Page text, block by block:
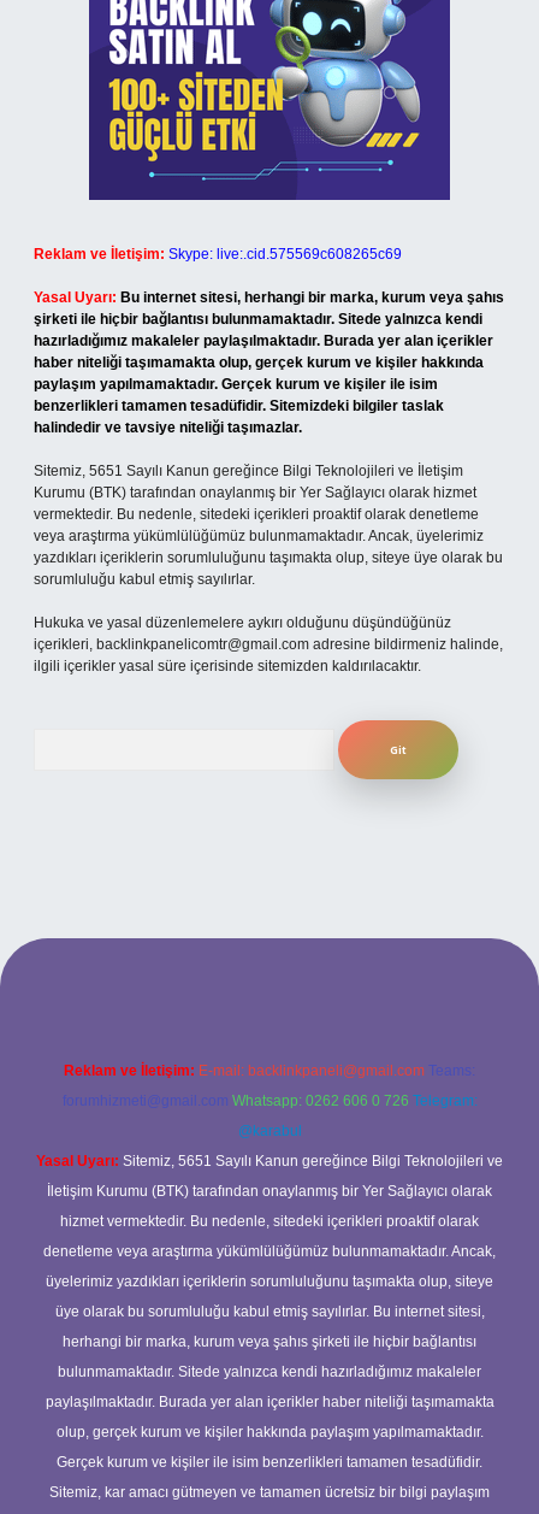
Reklam ve İletişim: Skype: live:.cid.575569c608265c69
Yasal Uyarı: Bu internet sitesi, herhangi bir marka, kurum veya şahıs
şirketi ile hiçbir bağlantısı bulunmamaktadır. Sitede yalnızca kendi
hazırladığımız makaleler paylaşılmaktadır. Burada yer alan içerikler
haber niteliği taşımamakta olup, gerçek kurum ve kişiler hakkında
paylaşım yapılmamaktadır. Gerçek kurum ve kişiler ile isim
benzerlikleri tamamen tesadüfidir. Sitemizdeki bilgiler taslak
halindedir ve tavsiye niteliği taşımazlar.
Sitemiz, 5651 Sayılı Kanun gereğince Bilgi Teknolojileri ve İletişim
Kurumu (BTK) tarafından onaylanmış bir Yer Sağlayıcı olarak hizmet
vermektedir. Bu nedenle, sitedeki içerikleri proaktif olarak denetleme
veya araştırma yükümlülüğümüz bulunmamaktadır. Ancak, üyelerimiz
yazdıkları içeriklerin sorumluluğunu taşımakta olup, siteye üye olarak bu
sorumluluğu kabul etmiş sayılırlar.
Hukuka ve yasal düzenlemelere aykırı olduğunu düşündüğünüz
içerikleri, backlinkpanelicomtr@gmail.com adresine bildirmeniz halinde,
ilgili içerikler yasal süre içerisinde sitemizden kaldırılacaktır.
Reklam ve İletişim: E-mail: backlinkpaneli@gmail.com Teams:
forumhizmeti@gmail.com Whatsapp: 0262 606 0 726 Telegram:
@karabul
Yasal Uyarı: Sitemiz, 5651 Sayılı Kanun gereğince Bilgi Teknolojileri ve
İletişim Kurumu (BTK) tarafından onaylanmış bir Yer Sağlayıcı olarak
hizmet vermektedir. Bu nedenle, sitedeki içerikleri proaktif olarak
denetleme veya araştırma yükümlülüğümüz bulunmamaktadır. Ancak,
üyelerimiz yazdıkları içeriklerin sorumluluğunu taşımakta olup, siteye
üye olarak bu sorumluluğu kabul etmiş sayılırlar. Bu internet sitesi,
herhangi bir marka, kurum veya şahıs şirketi ile hiçbir bağlantısı
bulunmamaktadır. Sitede yalnızca kendi hazırladığımız makaleler
paylaşılmaktadır. Burada yer alan içerikler haber niteliği taşımamakta
olup, gerçek kurum ve kişiler hakkında paylaşım yapılmamaktadır.
Gerçek kurum ve kişiler ile isim benzerlikleri tamamen tesadüfidir.
Sitemiz, kar amacı gütmeyen ve tamamen ücretsiz bir bilgi paylaşım